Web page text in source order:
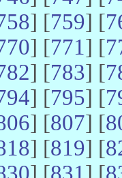
] [759] [
] [771] [
] [783] [
] [795] [
] [807] [
] [819] [
] [831] [